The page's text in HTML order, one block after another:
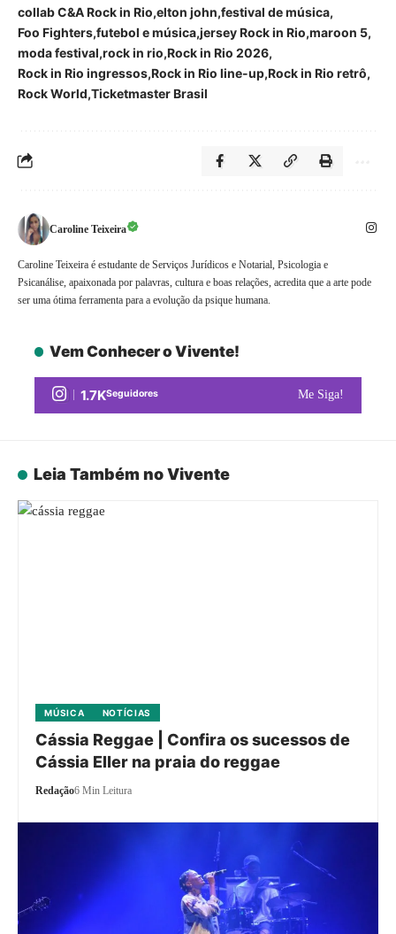
collab C&A Rock in Rio elton john festival de música
Foo Fighters futebol e música jersey Rock in Rio maroon 5
moda festival rock in rio Rock in Rio 2026
Rock in Rio ingressos Rock in Rio line-up Rock in Rio retrô
Rock World Ticketmaster Brasil
Caroline Teixeira
Caroline Teixeira é estudante de Serviços Jurídicos e Notarial, Psicologia e
Psicanálise, apaixonada por palavras, cultura e boas relações, acredita que a arte pode
ser uma ótima ferramenta para a evolução da psique humana.
Vem Conhecer o Vivente!
1.7KSeguidores Me Siga!
Leia Também no Vivente
MÚSICA NOTÍCIAS
Cássia Reggae | Confira os sucessos de
Cássia Eller na praia do reggae
Redação6 Min Leitura